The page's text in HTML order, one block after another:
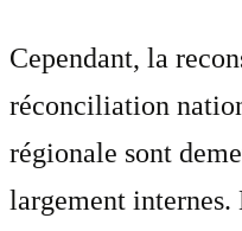
Cependant, la
réconciliation
régionale sont
largement internes.